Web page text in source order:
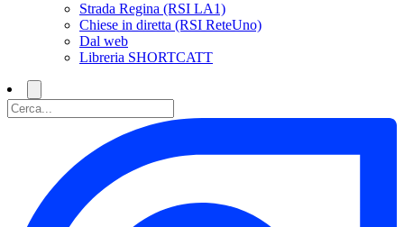
Strada Regina (RSI LA1)
Chiese in diretta (RSI ReteUno)
Dal web
Libreria SHORTCATT